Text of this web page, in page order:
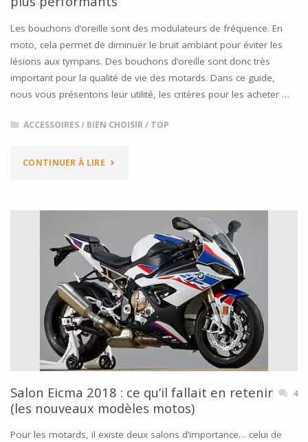
Les bouchons d’oreille sont des modulateurs de fréquence. En
moto, cela permet de diminuer le bruit ambiant pour éviter les
lésions aux tympans. Des bouchons d’oreille sont donc très
important pour la qualité de vie des motards. Dans ce guide,
nous vous présentons leur utilité, les critères pour les acheter …
ACCESSOIRES/ BIEN CHOISIR/ TOP
CONTINUER À LIRE"TOP
MEILLEURS
BOUCHONS
D’OREILLE
LES
PLUS
Salon Eicma 2018 : ce qu’il fallait en retenir
(les nouveaux modèles motos)
4
Pour les motards, il existe deux salons d’importance… celui de